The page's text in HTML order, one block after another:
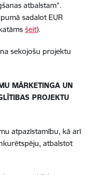
atbalstam”.
sadalot EUR
šeit).
sekojošu projektu
MĀRKETINGA UN
PROJEKTU
atpazīstamību, kā arī
atbalstot